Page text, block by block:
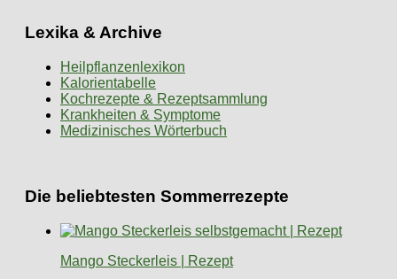
Lexika & Archive
Heilpflanzenlexikon
Kalorientabelle
Kochrezepte & Rezeptsammlung
Krankheiten & Symptome
Medizinisches Wörterbuch
Die beliebtesten Sommerrezepte
Mango Steckerleis | Rezept